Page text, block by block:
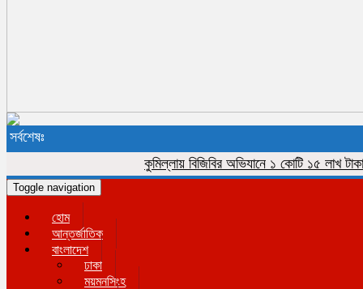
সর্বশেষঃ
কুমিল্লায় বিজিবির অভিযানে ১ কোটি ১৫ লাখ টাকার
Toggle navigation
হোম
আন্তর্জাতিক
বাংলাদেশ
ঢাকা
ময়মনসিংহ